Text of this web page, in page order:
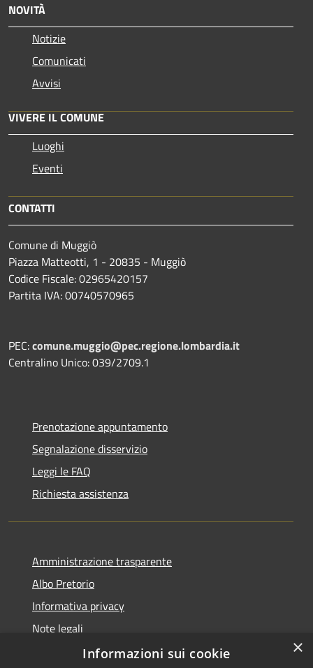
NOVITÀ
Notizie
Comunicati
Avvisi
VIVERE IL COMUNE
Luoghi
Eventi
CONTATTI
Comune di Muggiò
Piazza Matteotti, 1 - 20835 - Muggiò
Codice Fiscale: 02965420157
Partita IVA: 00740570965
PEC:comune.muggio@pec.regione.lombardia.it
Centralino Unico: 039/2709.1
Prenotazione appuntamento
Segnalazione disservizio
Leggi le FAQ
Richiesta assistenza
Amministrazione trasparente
Albo Pretorio
Informativa privacy
Note legali
Dichiarazione di accessibilità
×
Informazioni sui cookie